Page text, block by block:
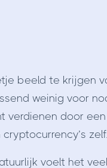
beeld te krijgen
weinig voor
verdienen door
zelf.
voelt het